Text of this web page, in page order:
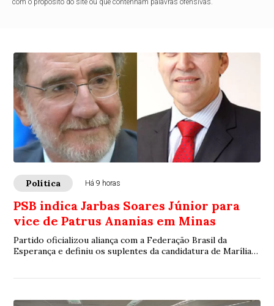
com o propósito do site ou que contenham palavras ofensivas.
Política Há 9 horas
PSB indica Jarbas Soares Júnior para
vice de Patrus Ananias em Minas
Partido oficializou aliança com a Federação Brasil da
Esperança e definiu os suplentes da candidatura de Marília